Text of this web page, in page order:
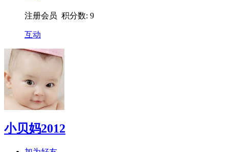
注册会员 积分数: 9
互动
小贝妈2012